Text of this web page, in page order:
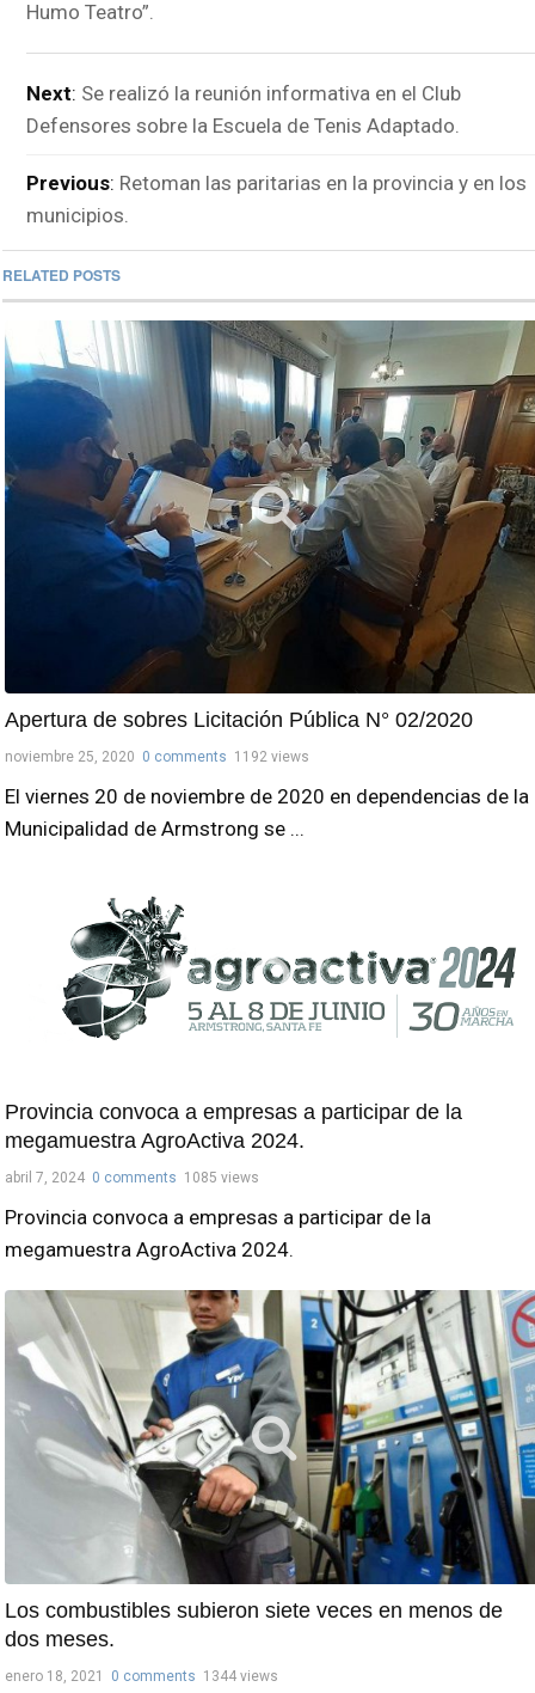
Humo Teatro”.
Next: Se realizó la reunión informativa en el Club
Defensores sobre la Escuela de Tenis Adaptado.
Previous: Retoman las paritarias en la provincia y en los
municipios.
RELATED POSTS
Apertura de sobres Licitación Pública N° 02/2020
noviembre 25, 2020 0 comments 1192 views
El viernes 20 de noviembre de 2020 en dependencias de la
Municipalidad de Armstrong se ...
Provincia convoca a empresas a participar de la
megamuestra AgroActiva 2024.
abril 7, 2024 0 comments 1085 views
Provincia convoca a empresas a participar de la
megamuestra AgroActiva 2024.
Los combustibles subieron siete veces en menos de
dos meses.
enero 18, 2021 0 comments 1344 views